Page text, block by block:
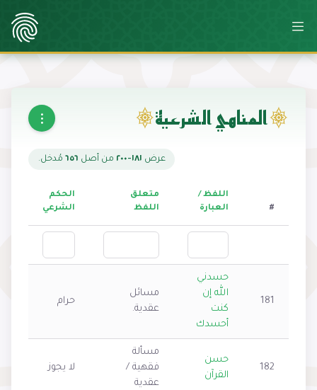
المناهي الشرعية
عرض ١٨١-٢٠٠ من أصل ٦٥٦ مُدخل.
#
اللفظ /
العبارة
متعلق
اللفظ
الحكم
الشرعي
181
حسدني
الله إن
كنت
أحسدك
مسائل
عقدية.
حرام
182
حسن
القرآن
مسألة
فقهية /
عقدية
لا يجوز